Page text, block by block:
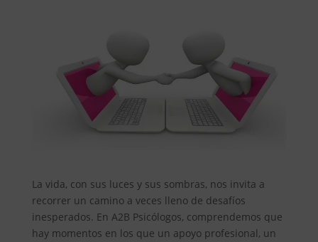
La vida, con sus luces y sus sombras, nos invita a
recorrer un camino a veces lleno de desafíos
inesperados. En A2B Psicólogos, comprendemos que
hay momentos en los que un apoyo profesional, un